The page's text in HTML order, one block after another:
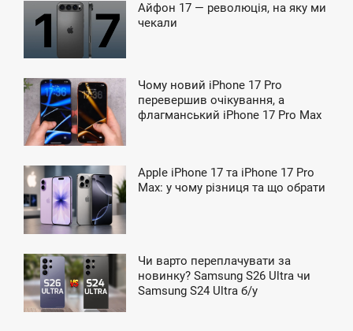
Айфон 17 — революція, на яку ми
чекали
Чому новий iPhone 17 Pro
перевершив очікування, а
флагманський iPhone 17 Pro Max
Apple iPhone 17 та iPhone 17 Pro
Max: у чому різниця та що обрати
Чи варто переплачувати за
новинку? Samsung S26 Ultra чи
Samsung S24 Ultra б/у